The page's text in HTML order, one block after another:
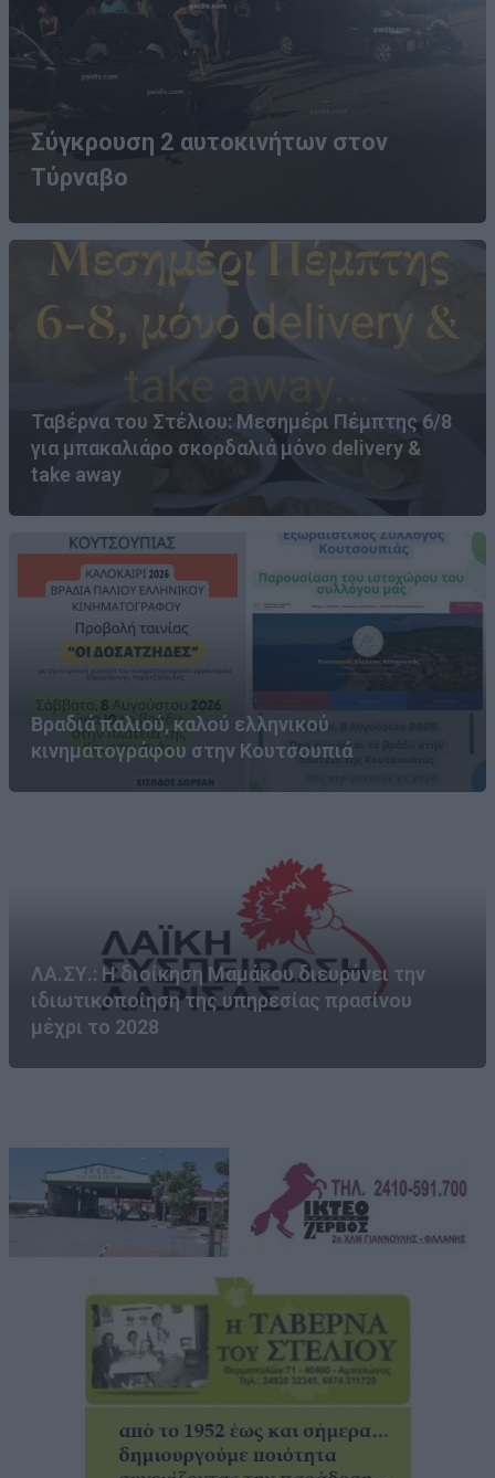
Σύγκρουση 2 αυτοκινήτων στον
Τύρναβο
Ταβέρνα του Στέλιου: Μεσημέρι Πέμπτης 6/8
για μπακαλιάρο σκορδαλιά μόνο delivery &
take away
Βραδιά παλιού, καλού ελληνικού
κινηματογράφου στην Κουτσουπιά
ΛΑ.ΣΥ.: Η διοίκηση Μαμάκου διευρύνει την
ιδιωτικοποίηση της υπηρεσίας πρασίνου
μέχρι το 2028